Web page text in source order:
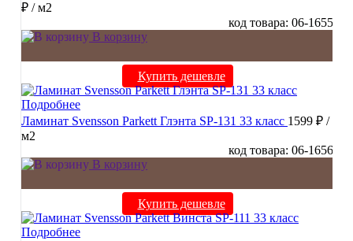
₽ / м2
код товара: 06-1655
В корзину
Купить дешевле
Подробнее
Ламинат Svensson Parkett Глэнта SP-131 33 класс 1599 ₽ /
м2
код товара: 06-1656
В корзину
Купить дешевле
Подробнее